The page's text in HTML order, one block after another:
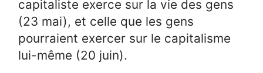
capitaliste exerce sur la vie des gens
(23 mai), et celle que les gens
pourraient exercer sur le capitalisme
lui­-même (20 juin).